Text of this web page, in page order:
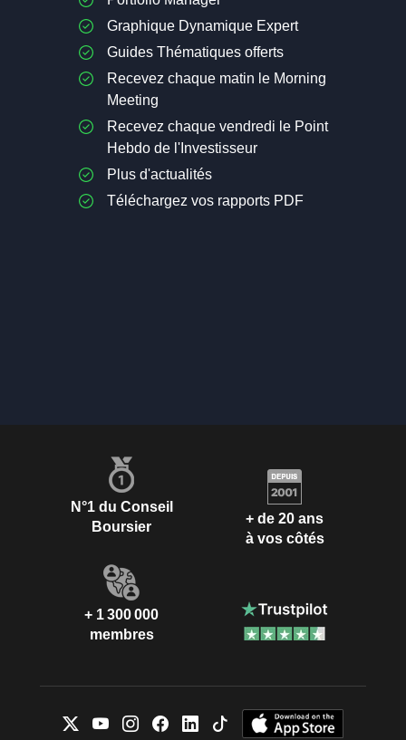
Graphique Dynamique Expert
Guides Thématiques offerts
Recevez chaque matin le Morning
Meeting
Recevez chaque vendredi le Point
Hebdo de l'Investisseur
Plus d'actualités
Téléchargez vos rapports PDF
N°1 du Conseil
Boursier
+ de 20 ans
à vos côtés
+ 1 300 000
membres